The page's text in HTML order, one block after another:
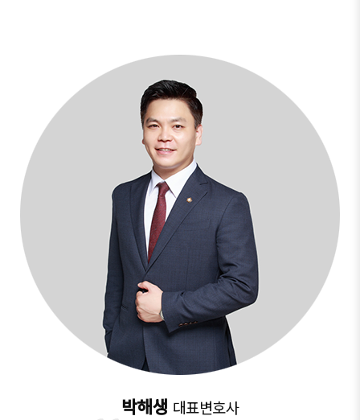
박해생 대표변호사